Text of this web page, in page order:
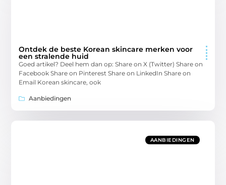
Ontdek de beste Korean skincare merken voor
een stralende huid
Goed artikel? Deel hem dan op: Share on X (Twitter) Share on
Facebook Share on Pinterest Share on LinkedIn Share on
Email Korean skincare, ook
Aanbiedingen
AANBIEDINGEN